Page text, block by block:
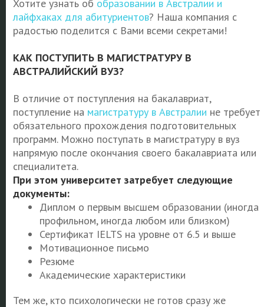
Хотите узнать об образовании в Австралии и
лайфхаках для абитуриентов? Наша компания с
радостью поделится с Вами всеми секретами!
КАК ПОСТУПИТЬ В МАГИСТРАТУРУ В
АВСТРАЛИЙСКИЙ ВУЗ?
В отличие от поступления на бакалавриат,
поступление на магистратуру в Австралии не требует
обязательного прохождения подготовительных
программ. Можно поступать в магистратуру в вуз
напрямую после окончания своего бакалавриата или
специалитета.
При этом университет затребует следующие
документы:
Диплом о первым высшем образовании (иногда
профильном, иногда любом или близком)
Сертификат IELTS на уровне от 6.5 и выше
Мотивационное письмо
Резюме
Академические характеристики
Тем же, кто психологически не готов сразу же